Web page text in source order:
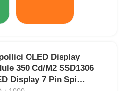
OLED Display
350 Cd/M2 SSD1306
Display 7 Pin Spi